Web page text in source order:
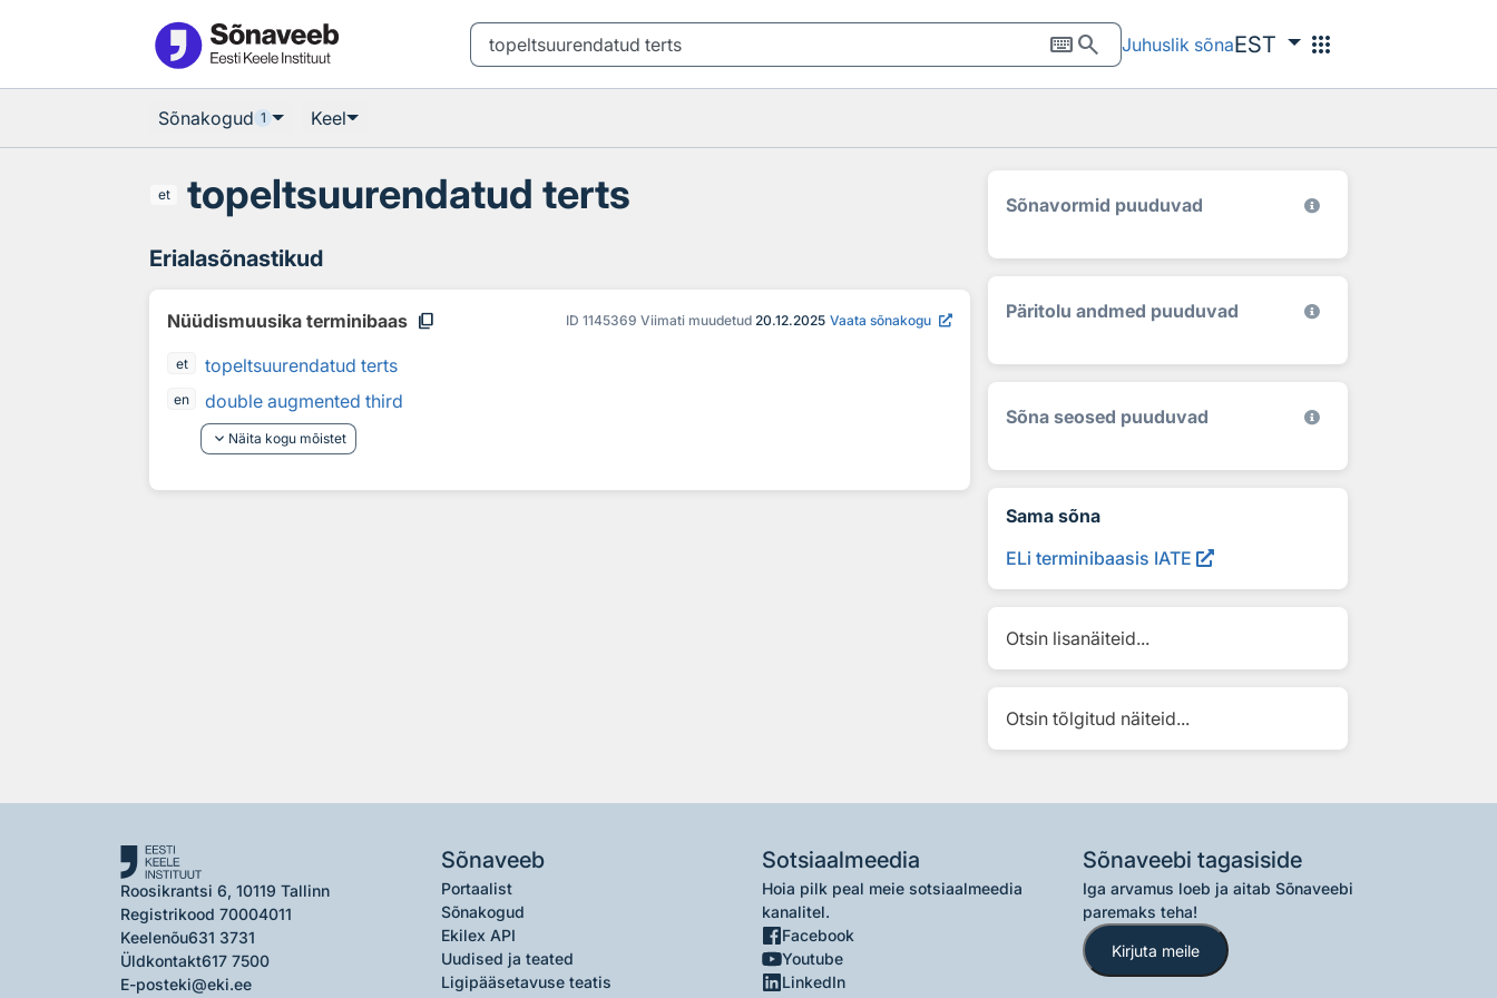
keyboardsearch Juhuslik sõnaEST apps
Sõnakogud 1 Keel
et topeltsuurendatud terts
Erialasõnastikud
Nüüdismuusika terminibaas content_copy ID 1145369 Viimati muudetud 20.12.2025 Vaata sõnakogu
et topeltsuurendatud terts
en
double augmented third
keyboard_arrow_down Näita kogu mõistet
Sõnavormid puuduvad
Päritolu andmed puuduvad
Sõna seosed puuduvad
Sama sõna
ELi terminibaasis IATE
Otsin lisanäiteid...
Otsin tõlgitud näiteid...
Roosikrantsi 6, 10119 Tallinn
Registrikood 70004011
Keelenõu631 3731
Üldkontakt617 7500
E-posteki@eki.ee
Sõnaveeb
Portaalist
Sõnakogud
Ekilex API
Uudised ja teated
Ligipääsetavuse teatis
Sotsiaalmeedia
Hoia pilk peal meie sotsiaalmeedia
kanalitel.
Facebook
Youtube
LinkedIn
Sõnaveebi tagasiside
Iga arvamus loeb ja aitab Sõnaveebi
paremaks teha!
Kirjuta meile